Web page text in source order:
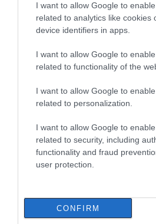
I want to allow Google to
related to analytics like cookies
device identifiers in apps.
I want to allow Google to
related to functionality of the
I want to allow Google to
related to personalization.
I want to allow Google to
related to security, including
functionality and fraud
user protection.
CONFIRM